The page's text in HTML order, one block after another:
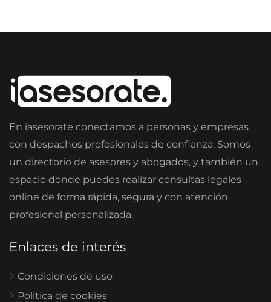
En iasesorate conectamos a personas y empresas
con despachos profesionales de confianza. Somos
un directorio de asesores y abogados, y también un
espacio donde puedes realizar consultas legales
online de forma rápida, segura y con atención
profesional personalizada.
Enlaces de interés
Condiciones de uso
Política de cookies